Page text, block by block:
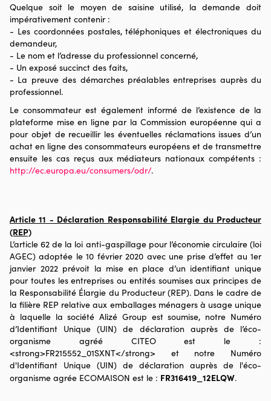
Quelque soit le moyen de saisine utilisé, la demande doit
impérativement contenir :
- Les coordonnées postales, téléphoniques et électroniques du
demandeur,
- Le nom et l’adresse du professionnel concerné,
- Un exposé succinct des faits,
- La preuve des démarches préalables entreprises auprès du
professionnel.
Le consommateur est également informé de l’existence de la
plateforme mise en ligne par la Commission européenne qui a
pour objet de recueillir les éventuelles réclamations issues d’un
achat en ligne des consommateurs européens et de transmettre
ensuite les cas reçus aux médiateurs nationaux compétents :
http://ec.europa.eu/consumers/odr/.
Article 11 - Déclaration Responsabilité Elargie du Producteur
(REP)
L’article 62 de la loi anti-gaspillage pour l’économie circulaire (loi
AGEC) adoptée le 10 février 2020 avec une prise d’effet au 1er
janvier 2022 prévoit la mise en place d’un identifiant unique
pour toutes les entreprises ou entités soumises aux principes de
la Responsabilité Élargie du Producteur (REP). Dans le cadre de
la filière REP relative aux emballages ménagers à usage unique
à laquelle la société Alizé Group est soumise, notre Numéro
d’Identifiant Unique (UIN) de déclaration auprès de l’éco-
organisme agréé CITEO est le :
<strong>FR215552_01SXNT</strong> et notre Numéro
d'Identifiant Unique (UIN) de déclaration auprès de l'éco-
organisme agrée ECOMAISON est le : FR316419_12ELQW.